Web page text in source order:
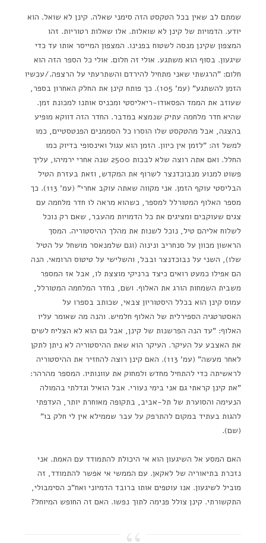
שמתם לב שאין בכל הטקסט הזה סימני שאלה. קינן לא שואל. הוא
יודע. הדמויות של קינן לא שואלות. אלו שאלות רטוריות. זהו
המצפון שקינן מנסה לשטוח בפנינו. המצפון המייסר אותו עד כדי
שיגעון. בסוף הוא משתגע. אולי זה חלום. אולי כל הספר הזה הוא
חלום: "הרגשתי שאני מתחיל להירדם והשתרעתי על הרצפה./עכשיו
הזמן להשתגע" (עמ' 105). כך פותח קינן את החלק האחרון בספר,
שעוזב את הממד הפסאודו-ריאליסטי ומכניס אותנו למכונת זמן.
שהיא חדר מלחמה עתיק שנמצא במדבר. החדר הזה דווקא מופיע
בהצגה, אבל מהטקסט שלו הוסרו כל הסממנים הפנטסטיים, כמו
למשל זה: "לזמן אין כיוון. הזמן הוא עגול ואינסופי בדיוק כמו
החלל. ואם אתה רוצה שלא לבכות 2500 שנה אחרי ירמיהו, עליך
פשוט למנוע מנבוכדנצר לשרוף את המקדש, וזאת בעזרת הטיל
הבליסטי עוקף הזמן. אני מקווה שאתה עוקב אחרי" (עמ' 113). כך
מספר האלוף המטורלל למספר, כשהוא מראה לו חדר מלחמה עם
צגים שעוקבים ומציגים את כל הדמויות מהעבר, שאם רק נוכל
לשלוח אליהם טיל, נוכל לשנות את מהלך ההיסטוריה. המסך
הראשון מכוון על סנחריב ונינוה (וגם שלמנאסר מושחל על הטיל
שלו), השני על נבוכדנצר ובבל, והשלישי על טיטוס הרומאי. הנה
הם אפילו כמעט רואים כיצד ברניקי מוצצת לו, אבל אז המספר
משבית השמחות הורג את האלוף. ושם, בחדר המלחמה המטורלל,
עמוס קינן הוא בכלל היסטוריון צבאי, שכותב בספרו על
האסטרטגיה הספירלית של האלוף חלמיש. והנה מה שאומר עליו
האלוף: "עד הנה הפרשנות של קינן, אבל גם הוא לא הצליח לשים
את האצבע על העיקר. העיקר הוא שאת ההיסטוריה לא ניתן לתקן
לאחר מעשה" (עמ' 113). האם קינן רוצה להחזיר את ההיסטוריה
לראשיתה כדי להתחיל מחדש ולמחוק את עוונותיו. המספר מהרהר:
"את קינן קראתי גם אני בימי נעורי. אבל הואיל וגדלתי בהמולה
הנעימה והסוערת של תל-אביב, בתקופה מאוחרת יותר, העדפתי
להגות בעתיד במקום להתרפק על עבר שממילא אין לי חלק בו"
(שם).
האם המסע אל השיגעון הוא אי היכולת להתמודד עם האמת. אני
נזכרת בתיאוריה של לאקאן. עם הממשי אי אפשר להתמודד, זה
מוביל לשיגעון. אנו עוטפים אותו ברובד הדמיוני ואח"כ הסימבולי,
התקשורתי. קינן צולל פנימה לתוך נפשו. האם זה החופש המיוחל?